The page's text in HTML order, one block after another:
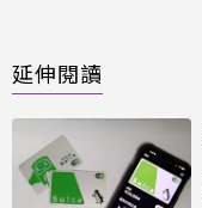
延伸閱讀